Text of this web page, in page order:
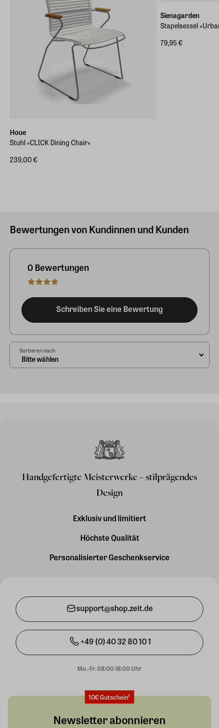
Houe
Stuhl »CLICK Dining Chair«
239,00 €
Sienagarden
Stapelsessel
79,95 €
Bewertungen von Kundinnen und Kunden
0 Bewertungen
Schreiben Sie eine Bewertung
Sortieren nach
Handgefertigte Meisterwerke – stilprägendes
Design
Exklusiv und limitiert
Höchste Qualität
Personalisierter Geschenkservice
support@shop.zeit.de
+49 (0) 40 32 80 10 1
Mo.-Fr. 08:00-18:00 Uhr
10€ Gutschein¹
Newsletter abonnieren